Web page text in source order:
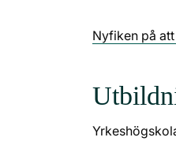
Nyfiken på